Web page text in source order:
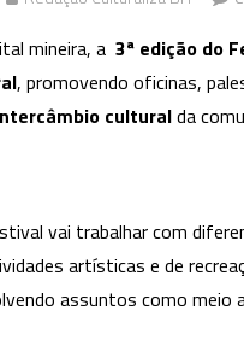
mineira, a 3ª edição do
, promovendo oficinas,
culturalda
vai trabalhar com
artísticas e de
assuntos como meio